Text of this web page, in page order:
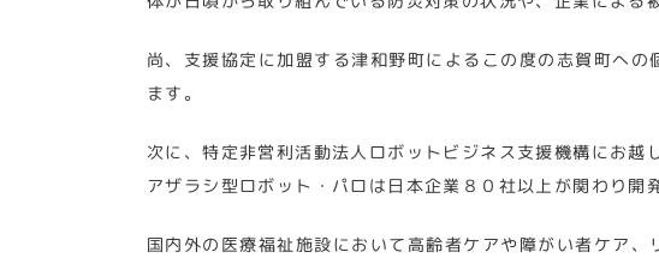
尚、支援協定に加盟する津和野町によるこの度の志賀町へ
ます。
次に、特定非営利活動法人ロボットビジネス支援機構にお越
アザラシ型ロボット・パロは日本企業８０社以上が関わり開
国内外の医療福祉施設において高齢者ケアや障がい者ケア